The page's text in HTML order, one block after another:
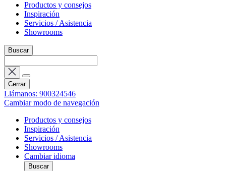
Productos y consejos
Inspiración
Servicios / Asistencia
Showrooms
Buscar
Cerrar
Llámanos: 900324546
Cambiar modo de navegación
Productos y consejos
Inspiración
Servicios / Asistencia
Showrooms
Cambiar idioma
Buscar